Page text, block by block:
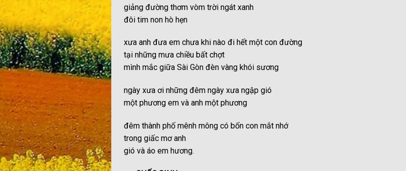
giảng đường thơm vòm trời ngát xanh
đôi tim non hò hẹn
xưa anh đưa em chưa khi nào đi hết một con đường
tại những mưa chiều bất chợt
mình mắc giữa Sài Gòn đèn vàng khói sương
ngày xưa ơi những đêm ngày xưa ngập gió
một phương em và anh một phương
đêm thành phố mênh mông có bốn con mắt nhớ
trong giấc mơ anh
gió và áo em hương.